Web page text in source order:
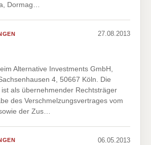
Dormag…
27.08.2013
Alternative Investments GmbH,
4, 50667 Köln. Die
als übernehmender Rechtsträger
des Verschmelzungsvertrages vom
der Zus…
06.05.2013